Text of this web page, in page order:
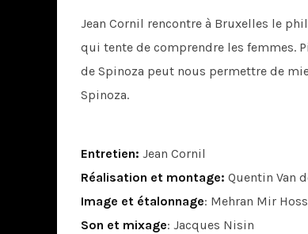
Jean Cornil rencontre à Bruxelles le
qui tente de comprendre les femmes.
de Spinoza peut nous permettre de
Spinoza.
Entretien: Jean Cornil
Réalisation et montage: Quentin Van
Image et étalonnage: Mehran Mir
Son et mixage: Jacques Nisin